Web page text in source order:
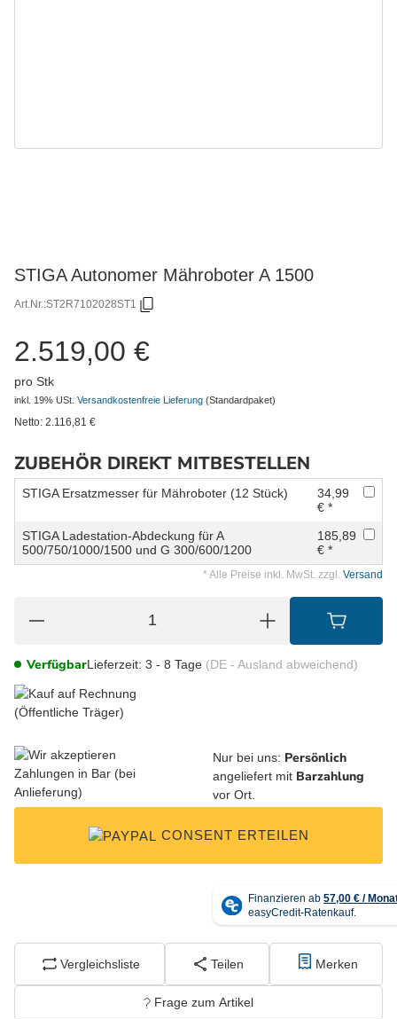
STIGA Autonomer Mähroboter A 1500
Art.Nr.:ST2R7102028ST1
2.519,00 €
pro Stk
inkl. 19% USt. Versandkostenfreie Lieferung (Standardpaket)
Netto: 2.116,81 €
ZUBEHÖR DIREKT MITBESTELLEN
STIGA Ersatzmesser für Mähroboter (12 Stück)
34,99
€ *
STIGA Ladestation-Abdeckung für A
500/750/1000/1500 und G 300/600/1200
185,89
€ *
* Alle Preise inkl. MwSt. zzgl. Versand
VerfügbarLieferzeit: 3 - 8 Tage (DE - Ausland abweichend)
Nur bei uns: Persönlich
angeliefert mit Barzahlung
vor Ort.
CONSENT ERTEILEN
Vergleichsliste Teilen Merken
Frage zum Artikel